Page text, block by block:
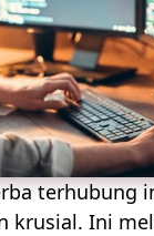
terhubung
krusial. Ini